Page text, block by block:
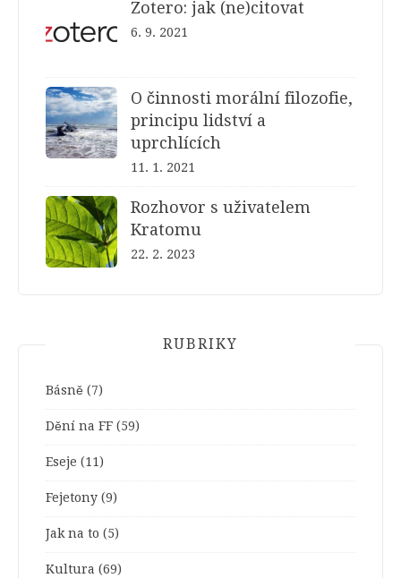
Zotero: jak (ne)citovat
6. 9. 2021
O činnosti morální filozofie,
principu lidství a
uprchlících
11. 1. 2021
Rozhovor s uživatelem
Kratomu
22. 2. 2023
RUBRIKY
Básně (7)
Dění na FF (59)
Eseje (11)
Fejetony (9)
Jak na to (5)
Kultura (69)